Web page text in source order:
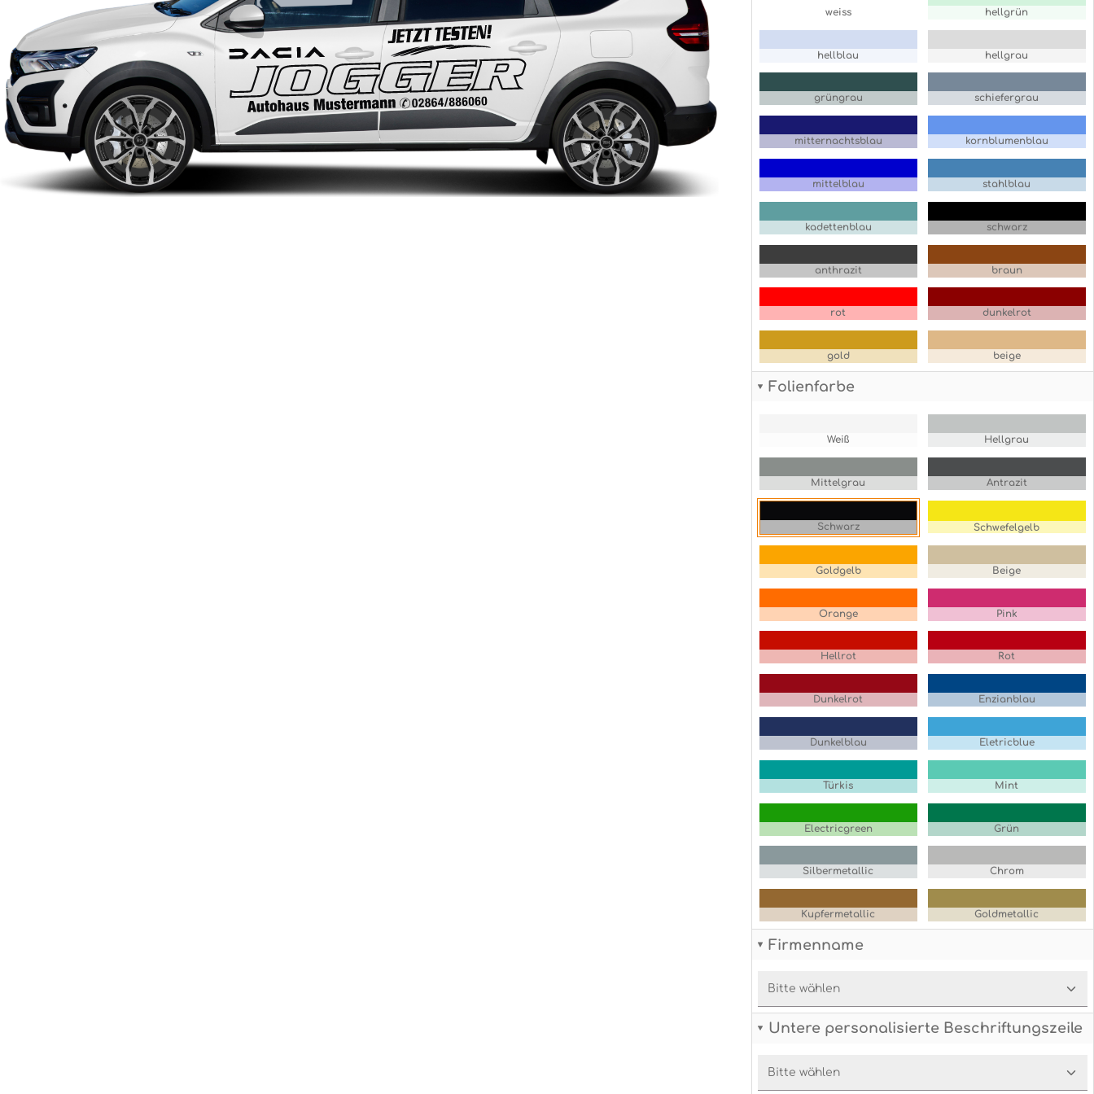
weiss hellgrün
hellblau hellgrau
grüngrau schiefergrau
mitternachtsblau kornblumenblau
mittelblau stahlblau
kadettenblau schwarz
anthrazit braun
rot dunkelrot
gold beige
Folienfarbe
Weiß Hellgrau
Mittelgrau Antrazit
Schwarz Schwefelgelb
Goldgelb Beige
Orange Pink
Hellrot Rot
Dunkelrot Enzianblau
Dunkelblau Eletricblue
Türkis Mint
Electricgreen Grün
Silbermetallic Chrom
Kupfermetallic Goldmetallic
Firmenname
Untere personalisierte Beschriftungszeile